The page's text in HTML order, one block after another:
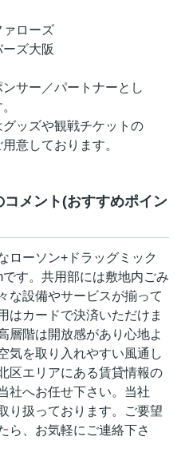
ァローズ
ーズ大阪
サー／パートナーとし
ッズや観戦チケットの
意しております。
メント(おすすめポイン
ローソン+ドラッグミック
す。共用部には敷地内ごみ
な設備やサービスが揃って
はカードで決済いただけま
層階は開放感があり心地よ
気を取り入れやすい風通し
区エリアにある賃貸情報の
社へお任せ下さい。当社
り扱っております。ご要望
ら、お気軽にご連絡下さ